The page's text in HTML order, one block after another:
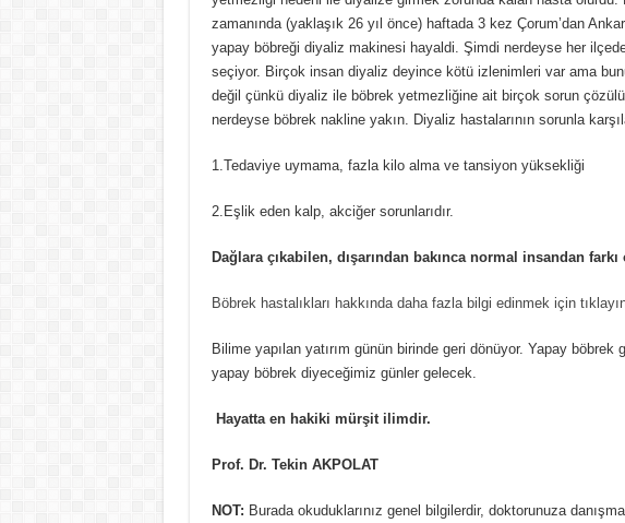
zamanında (yaklaşık 26 yıl önce) haftada 3 kez Çorum’dan
yapay böbreği diyaliz makinesi hayaldi. Şimdi nerdeyse her
seçiyor. Birçok insan diyaliz deyince kötü izlenimleri var ama
değil çünkü diyaliz ile böbrek yetmezliğine ait birçok sorun
nerdeyse böbrek nakline yakın. Diyaliz hastalarının sorunla
1.Tedaviye uymama, fazla kilo alma ve tansiyon yüksekliği
2.Eşlik eden kalp, akciğer sorunlarıdır.
Dağlara çıkabilen, dışarından bakınca normal insandan
Böbrek hastalıkları hakkında daha fazla bilgi edinmek için
Bilime yapılan yatırım günün birinde geri dönüyor. Yapay
yapay böbrek diyeceğimiz günler gelecek.
Hayatta en hakiki mürşit ilimdir.
Prof. Dr. Tekin AKPOLAT
NOT: Burada okuduklarınız genel bilgilerdir, doktorunuza